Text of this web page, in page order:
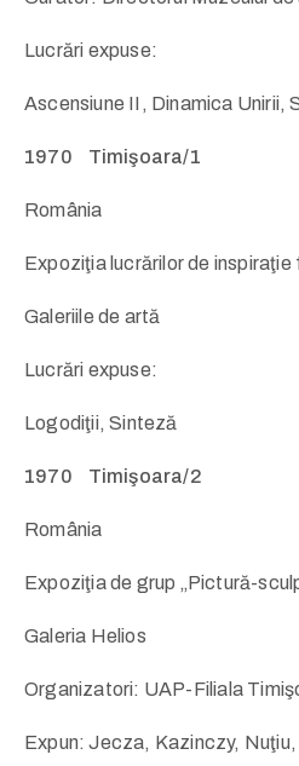
Lucrări expuse:
Ascensiune II, Dinamica Unirii,
1970 Timişoara/1
România
Expoziţia lucrărilor de inspiraţie
Galeriile de artă
Lucrări expuse:
Logodiţii, Sinteză
1970 Timişoara/2
România
Expoziţia de grup „Pictură-
Galeria Helios
Organizatori: UAP-Filiala
Expun: Jecza, Kazinczy,